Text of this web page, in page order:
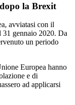
la Brexit
avviatasi con il
31 gennaio 2020. Da
un periodo
Europea hanno
e di
ad applicarsi